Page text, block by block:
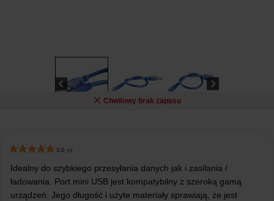
Chwilowy brak zapasu
5.0 (1)
Idealny do szybkiego przesyłania danych jak i zasilania /
ładowania. Port mini USB jest kompatybilny z szeroką gamą
urządzeń. Jego długość i użyte materiały sprawiają, że jest